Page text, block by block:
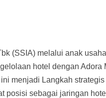
(SSIA) melalui anak
hotel dengan
menjadi Langkah
posisi sebagai jaringan